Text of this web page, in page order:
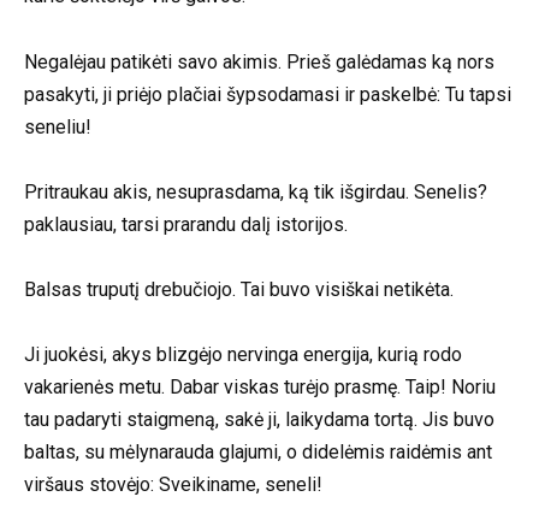
Negalėjau patikėti savo akimis. Prieš galėdamas ką nors
pasakyti, ji priėjo plačiai šypsodamasi ir paskelbė: Tu tapsi
seneliu!
Pritraukau akis, nesuprasdama, ką tik išgirdau. Senelis?
paklausiau, tarsi prarandu dalį istorijos.
Balsas truputį drebučiojo. Tai buvo visiškai netikėta.
Ji juokėsi, akys blizgėjo nervinga energija, kurią rodo
vakarienės metu. Dabar viskas turėjo prasmę. Taip! Noriu
tau padaryti staigmeną, sakė ji, laikydama tortą. Jis buvo
baltas, su mėlynarauda glajumi, o didelėmis raidėmis ant
viršaus stovėjo: Sveikiname, seneli!